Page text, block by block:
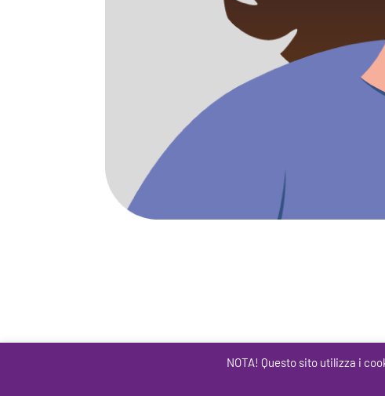
NOTA! Questo sito utilizza i